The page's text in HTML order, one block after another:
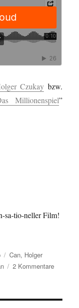
Czukay bzw.
Millionenspiel”
sa-tio-neller Film!
Schlagwörter
Can, Holger
2 Kommentarezu